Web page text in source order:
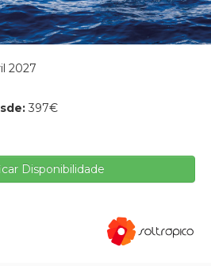
2027
397€
Disponibilidade